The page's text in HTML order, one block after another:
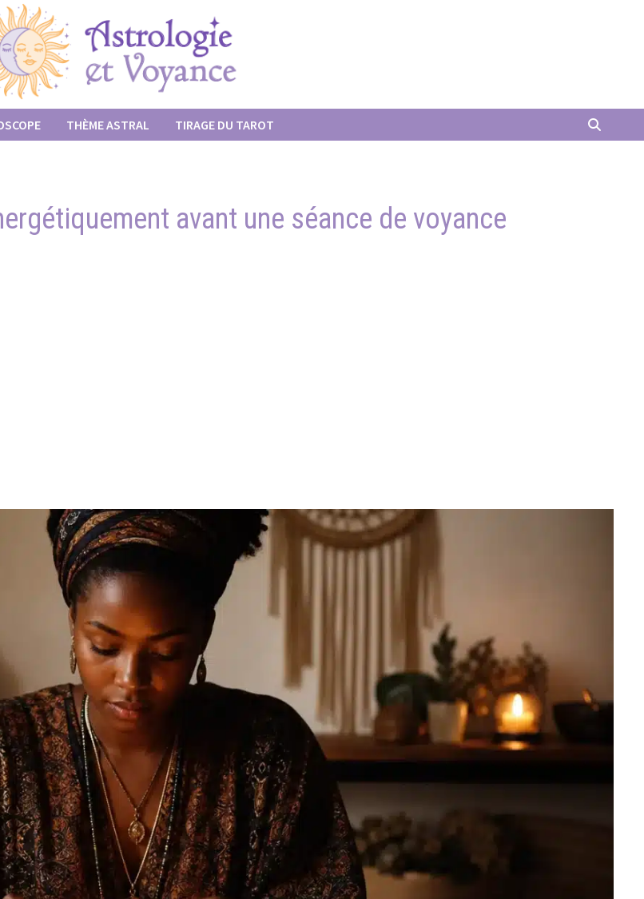
THÈME ASTRAL TIRAGE DU TAROT
avant une séance de voyance